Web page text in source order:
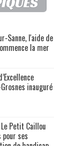
Sanne, l'aide de
la mer
inauguré
Petit Caillou
ses